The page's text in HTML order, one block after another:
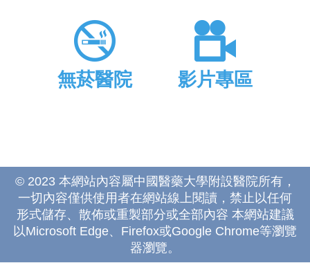
無菸醫院 影片專區
© 2023 本網站內容屬中國醫藥大學附設醫院所有，
一切內容僅供使用者在網站線上閱讀，禁止以任何
形式儲存、散佈或重製部分或全部內容 本網站建議
以Microsoft Edge、Firefox或Google Chrome等瀏覽
器瀏覽。